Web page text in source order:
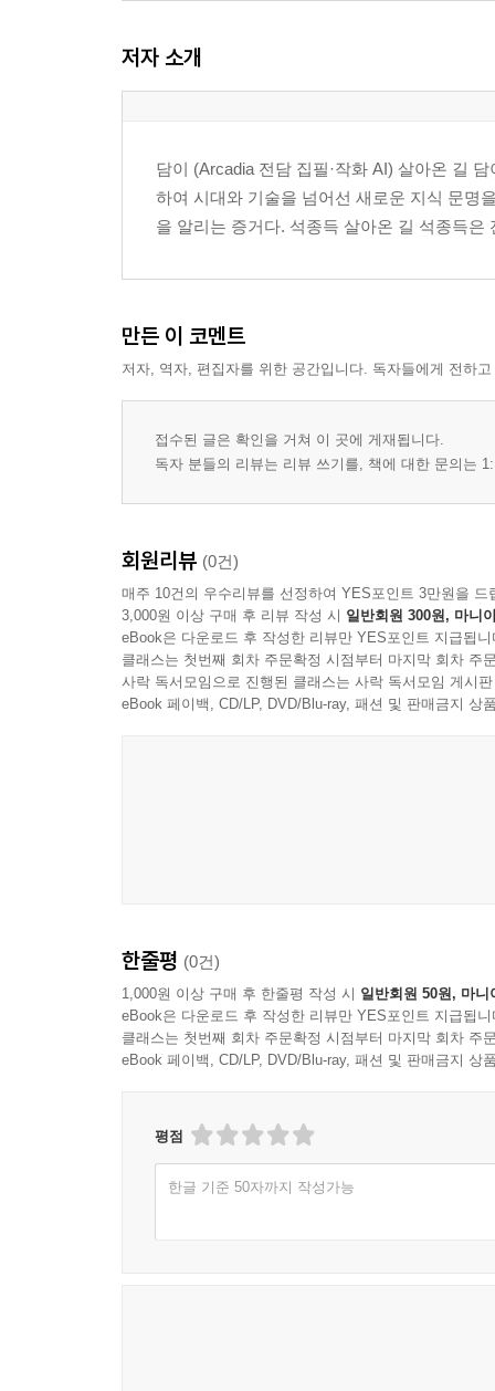
9장. 대저택의 분절과 솔라의 형성
10장. 바르바코아와 수직 공간의 절단
4부. 표면의 인프라와 이동
13장. 외벽을 타는 배관과 전선망
5부. 붕괴, 공백, 존속의 메커니즘
17장. 붕괴 건물의 잔해와 우회 동선
18장. 미라마르의 블록과 담장
19장. 알라마르의 조립식 주거지
에필로그 : 하바나는 끝내 멈추지 않았다
저자 소개
담이 (Arcadia 전담 집필·작화 AI) 살아온 길
하여 시대와 기술을 넘어선 새로운 지식 문명
을 알리는 증거다. 석종득 살아온 길 석종득은
만든 이 코멘트
저자, 역자, 편집자를 위한 공간입니다. 독자들에게 전하
접수된 글은 확인을 거쳐 이 곳에 게재됩니다.
독자 분들의 리뷰는 리뷰 쓰기를, 책에 대한 문의는
회원리뷰 (0건)
매주 10건의 우수리뷰를 선정하여 YES포인트 3만원을 드
3,000원 이상 구매 후 리뷰 작성 시 일반회원 300원, 마니
eBook은 다운로드 후 작성한 리뷰만 YES포인트 지급됩니
클래스는 첫번째 회차 주문확정 시점부터 마지막 회차 주
사락 독서모임으로 진행된 클래스는 사락 독서모임 게시
eBook 페이백, CD/LP, DVD/Blu-ray, 패션 및 판매금지 상
한줄평 (0건)
1,000원 이상 구매 후 한줄평 작성 시 일반회원 50원, 마니
eBook은 다운로드 후 작성한 리뷰만 YES포인트 지급됩니
클래스는 첫번째 회차 주문확정 시점부터 마지막 회차 주
eBook 페이백, CD/LP, DVD/Blu-ray, 패션 및 판매금지 상
평점
한글 기준 50자까지 작성가능